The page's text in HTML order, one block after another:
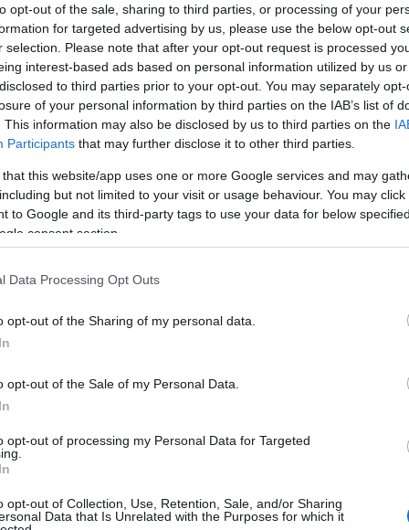
opt-out of the sale, sharing to third parties, or processing of your
for targeted advertising by us, please use the below opt-out
selection. Please note that after your opt-out request is processed
interest-based ads based on personal information utilized by us
to third parties prior to your opt-out. You may separately
of your personal information by third parties on the IAB’s list of
This information may also be disclosed by us to third parties on the
Participants that may further disclose it to other third parties.
that this website/app uses one or more Google services and may
but not limited to your visit or usage behaviour. You may
to Google and its third-party tags to use your data for below
consent section.
Data Processing Opt Outs
opt-out of the Sharing of my personal data.
opt-out of the Sale of my Personal Data.
opt-out of processing my Personal Data for Targeted
opt-out of Collection, Use, Retention, Sale, and/or Sharing
Data that Is Unrelated with the Purposes for which it
imposto dal meteo, il programma della
Spazio anche ai laboratori e alle attività
ambientale. Dalle 11.00 alle 13.00 si
eRigenera il Posidonieto, iniziativa
Posidonia oceanica. Nel pomeriggio,
delle Meraviglie”, mentre dalle 15.00 alle
il Posidonieto.
17.00 alle 19.00 è in programma“Il Gioco
del mare”, attività ludico-didattica che
ambientale. Dalle 18.00 alle 20.00 non
con una serie di appuntamenti che
in consolleDJ Pinuz, seguito alle 18.00
l’energia dell’
con i grandi successi della musica
I consentirà quindi di vivere
2026, mantenendo intatto lo spirito della
di incontro, divertimento e
presenza di condizioni meteo sfavorevoli.